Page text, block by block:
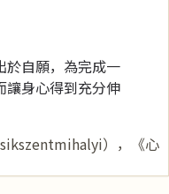
於自願，為完成一
讓身心得到充分伸
），《心